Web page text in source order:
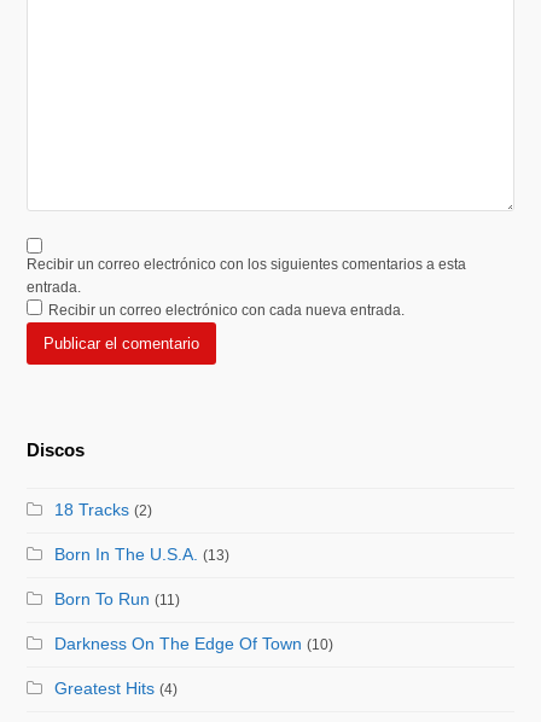
Recibir un correo electrónico con los siguientes comentarios a esta
entrada.
Recibir un correo electrónico con cada nueva entrada.
Discos
18 Tracks (2)
Born In The U.S.A. (13)
Born To Run (11)
Darkness On The Edge Of Town (10)
Greatest Hits (4)